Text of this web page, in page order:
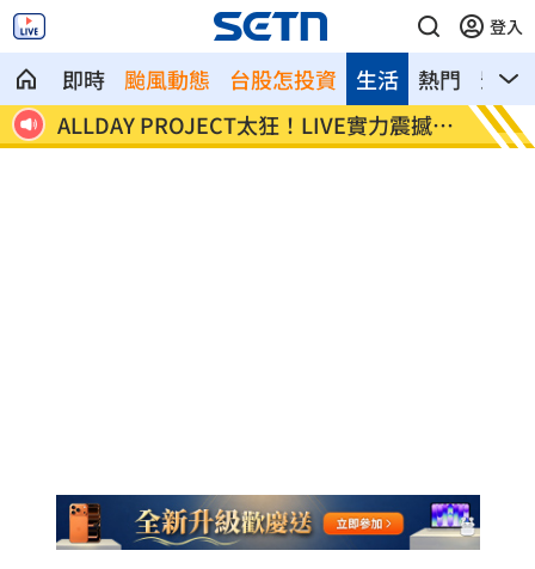
登入
即時 颱風動態 台股怎投資 熱門 影音
生活
莫
ALLDAY PROJECT太狂！LIVE實力震撼全
場
顧立
勞